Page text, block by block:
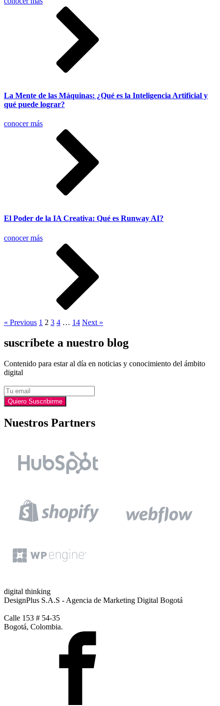
La Mente de las Máquinas: ¿Qué es la Inteligencia Artificial y
qué puede lograr?
conocer más
El Poder de la IA Creativa: Qué es Runway AI?
conocer más
« Previous 1 2 3 4 … 14 Next »
suscríbete a nuestro blog
Contenido para estar al día en noticias y conocimiento del ámbito
digital
Quiero Suscribirme
Nuestros Partners
digital thinking
DesignPlus S.A.S - Agencia de Marketing Digital Bogotá
Calle 153 # 54-35
Bogotá, Colombia.